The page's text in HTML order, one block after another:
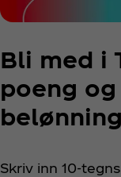
Bli med i
poeng
Skriv inn 10-